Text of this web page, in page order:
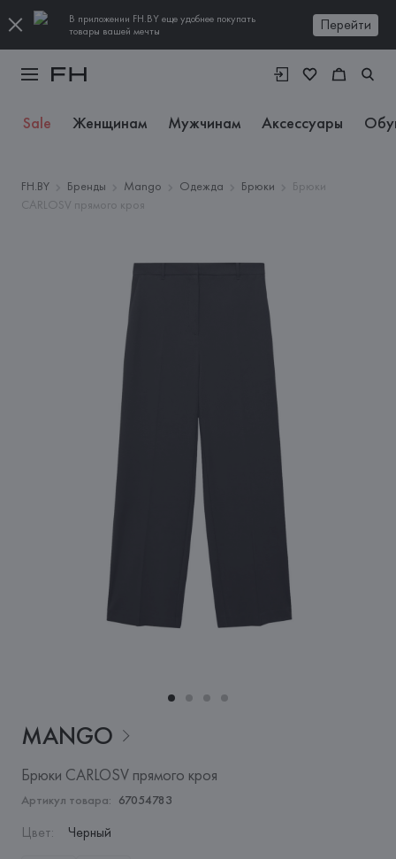
В приложении FH.BY еще удобнее покупать
товары вашей мечты
Перейти
Sale Женщинам Мужчинам Аксессуары
FH.BY Бренды Mango Одежда Брюки
Брюки
CARLOSV прямого кроя
MANGO
Брюки CARLOSV прямого кроя
Артикул товара: 67054783
Цвет: Черный